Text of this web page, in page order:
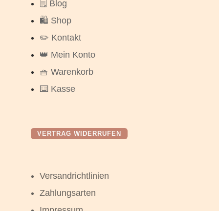
🗒️ Blog
🛍️ Shop
✏️ Kontakt
👑 Mein Konto
🧺 Warenkorb
⌨️ Kasse
VERTRAG WIDERRUFEN
Versandrichtlinien
Zahlungsarten